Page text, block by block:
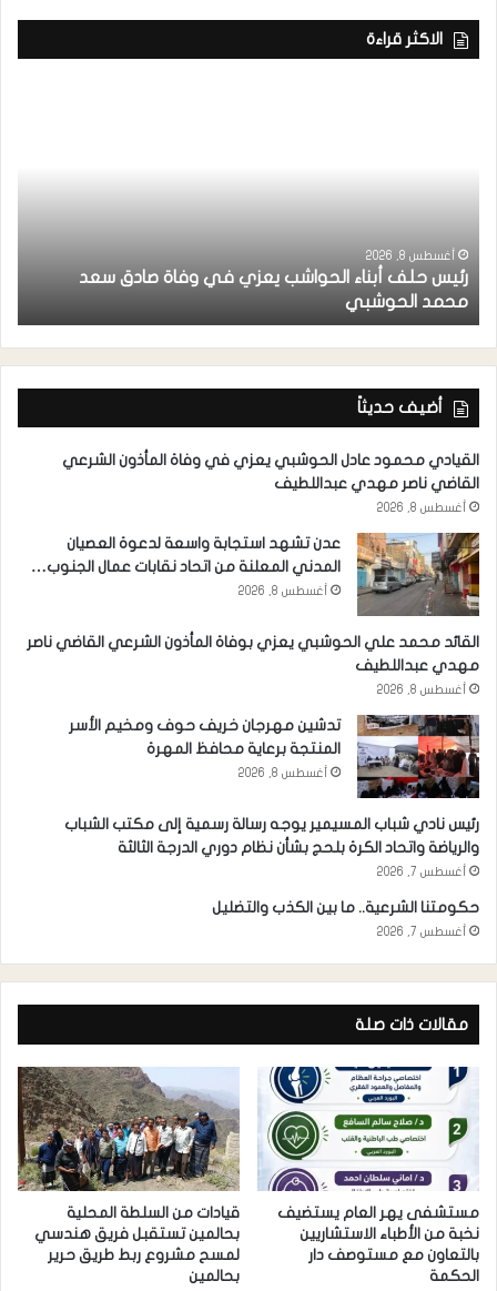
الاكثر قراءة
أغسطس 8, 2026
رئيس حلف أبناء الحواشب يعزي في وفاة صادق سعد
محمد الحوشبي
أضيف حديثاً
القيادي محمود عادل الحوشبي يعزي في وفاة المأذون الشرعي
القاضي ناصر مهدي عبداللطيف
أغسطس 8, 2026
عدن تشهد استجابة واسعة لدعوة العصيان
المدني المعلنة من اتحاد نقابات عمال الجنوب…
أغسطس 8, 2026
القائد محمد علي الحوشبي يعزي بوفاة المأذون الشرعي القاضي ناصر
مهدي عبداللطيف
أغسطس 8, 2026
تدشين مهرجان خريف حوف ومخيم الأسر
المنتجة برعاية محافظ المهرة
أغسطس 8, 2026
رئيس نادي شباب المسيمير يوجه رسالة رسمية إلى مكتب الشباب
والرياضة واتحاد الكرة بلحج بشأن نظام دوري الدرجة الثالثة
أغسطس 7, 2026
حكومتنا الشرعية.. ما بين الكذب والتضليل
أغسطس 7, 2026
مقالات ذات صلة
مستشفى يهر العام يستضيف
نخبة من الأطباء الاستشاريين
بالتعاون مع مستوصف دار
الحكمة
قيادات من السلطة المحلية
بحالمين تستقبل فريق هندسي
لمسح مشروع ربط طريق حرير
بحالمين